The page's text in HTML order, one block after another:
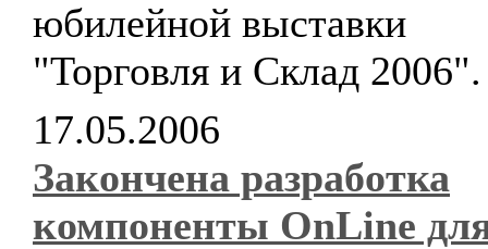
юбилейной выставки
"Торговля и Склад 2006".
17.05.2006
Закончена разработка
компоненты OnLine